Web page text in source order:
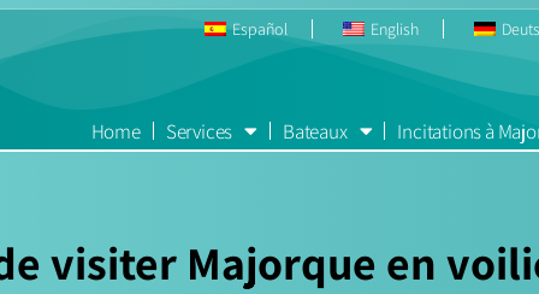
Español English
Home Services Bateaux Incitations à
visiter Majorque en